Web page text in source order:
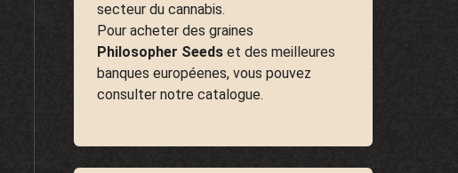
secteur du cannabis.
Pour acheter des graines
Philosopher Seedset des meilleures
banques européenes, vous pouvez
consulter notre catalogue.